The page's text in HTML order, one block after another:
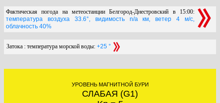
Фактическая погода на метеостанции Белгород-Днестровский в 15:00:
температура воздуха 33.6°, видимость n/a км, ветер 4 м/с,
облачность 40%
Затока : температура морской воды: +25 °
УРОВЕНЬ МАГНИТНОЙ БУРИ
СЛАБАЯ (G1)